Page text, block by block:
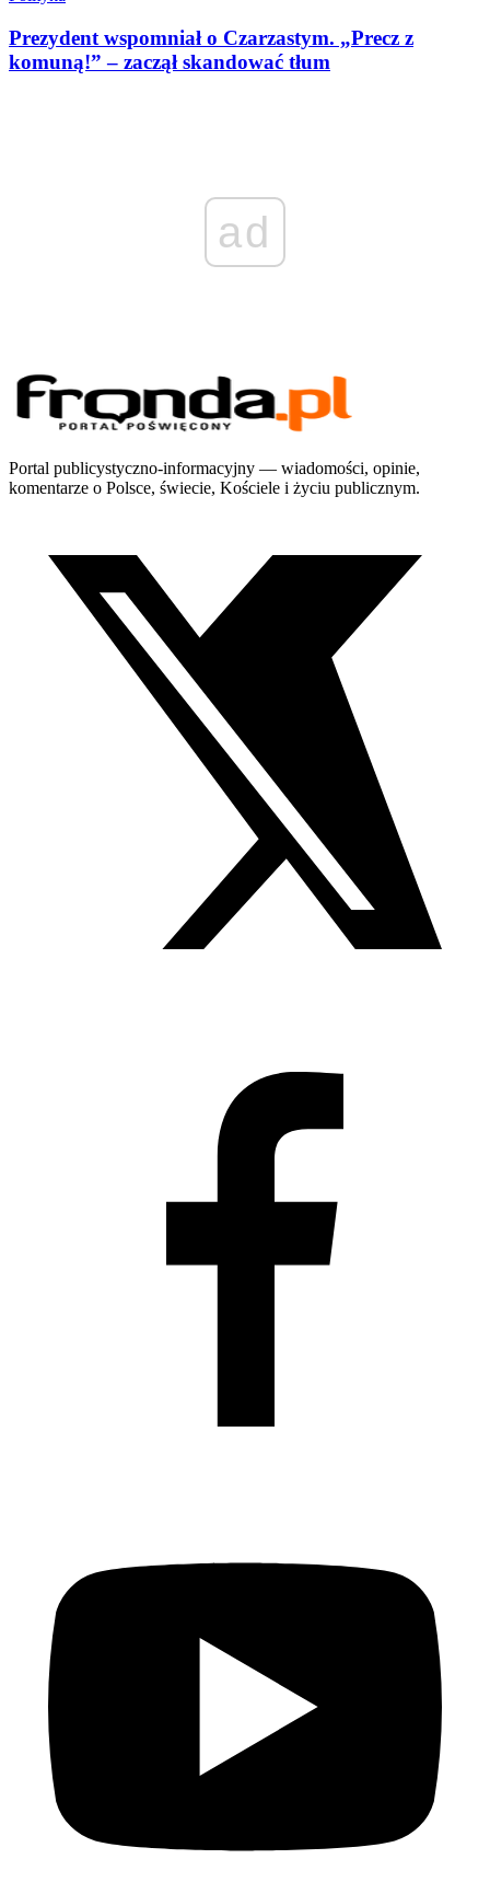
Prezydent wspomniał o Czarzastym. „Precz z
komuną!” – zaczął skandować tłum
ad
Portal publicystyczno-informacyjny — wiadomości, opinie,
komentarze o Polsce, świecie, Kościele i życiu publicznym.